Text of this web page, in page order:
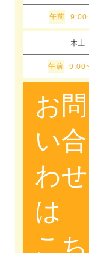
午前
木土
午前
お問
い合
わせ
は
こち